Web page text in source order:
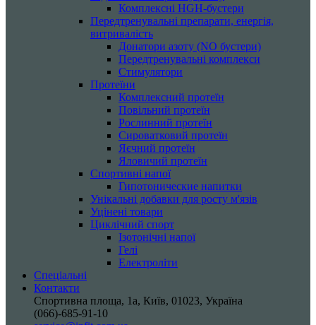
Комплексні HGH-бустери
Передтренувальні препарати, енергія,
витривалість
Донатори азоту (NO бустери)
Передтренувальні комплекси
Стимулятори
Протеїни
Комплексний протеїн
Повільний протеїн
Рослинний протеїн
Сироватковий протеїн
Яєчний протеїн
Яловичий протеїн
Спортивні напої
Гипотонические напитки
Унікальні добавки для росту м'язів
Уцінені товари
Циклічний спорт
Ізотонічні напої
Гелі
Електроліти
Спеціальні
Контакти
Спортивна площа, 1a, Київ, 01023, Україна
(066)-685-91-10